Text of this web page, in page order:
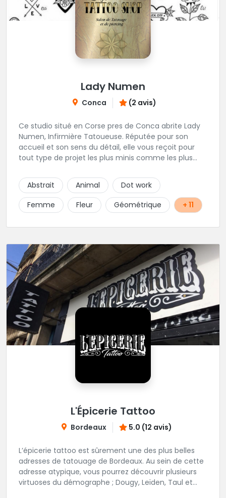
Lady Numen
Conca (2 avis)
Ce studio situé en Corse pres de Conca abrite Lady
Numen, Infirmière Tatoueuse. Réputée pour son
accueil et son sens du détail, elle vous reçoit pour
tout type de projet les plus minis comme les plus
Abstrait
Animal
Dot work
Femme
Fleur Géométrique + 11
L'Épicerie Tattoo
Bordeaux 5.0 (12 avis)
L’épicerie tattoo est sûrement une des plus belles
adresses de tatouage de Bordeaux. Au sein de cette
adresse atypique, vous pourrez découvrir plusieurs
virtuoses du démographe ; Dougy, Leïden, Taul et